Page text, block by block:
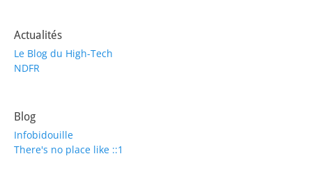
Actualités
Le Blog du High-Tech
NDFR
Blog
Infobidouille
There's no place like ::1